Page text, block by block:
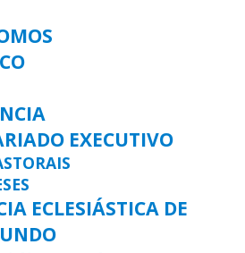
EXECUTIVO
ECLESIÁSTICA DE